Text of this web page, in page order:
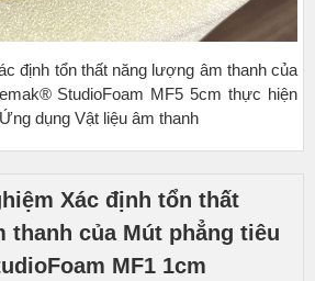
định tổn thất năng lượng âm thanh của
StudioFoam MF5 5cm thực hiện
dụng Vật liệu âm thanh
Xác định tổn thất
thanh của Mút phẳng tiêu
MF1 1cm